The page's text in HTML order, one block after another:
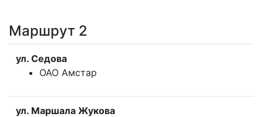
Маршрут 2
ул. Седова
ОАО Амстар
ул. Маршала Жукова